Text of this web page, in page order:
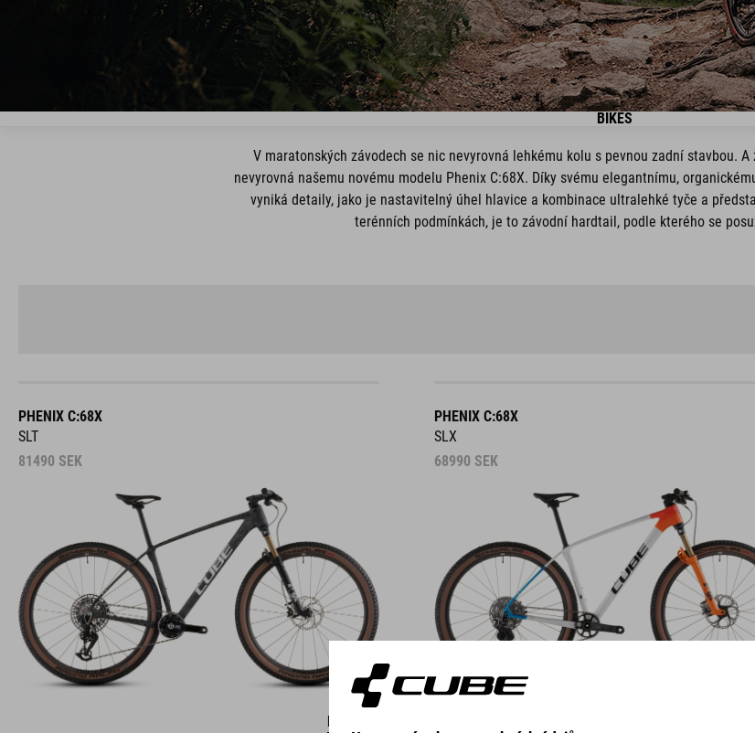
BIKES
V maratonských závodech se nic nevyrovná lehkému kolu s pevnou zadní stavbou.
nevyrovná našemu novému modelu Phenix C:68X. Díky svému elegantnímu,
vyniká detaily, jako je nastavitelný úhel hlavice a kombinace ultralehké tyče a
terénních podmínkách, je to závodní hardtail, podle kterého se
PHENIX C:68X
SLT
81490 SEK
DETAILS
PHENIX C:68X
SLX
68990 SEK